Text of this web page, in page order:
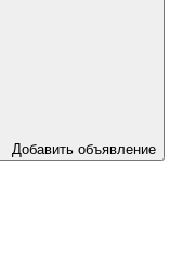
Добавить объявление